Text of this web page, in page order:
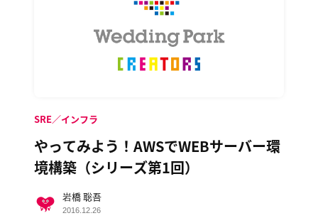
やってみよう！AWSでWEBサーバー環
境構築（シリーズ第1回）
SRE／インフラ
岩橋 聡吾
2016.12.26